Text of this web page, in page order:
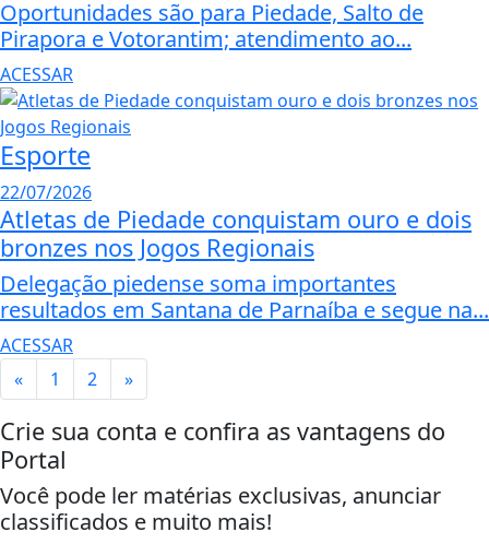
Oportunidades são para Piedade, Salto de
Pirapora e Votorantim; atendimento ao...
ACESSAR
Esporte
22/07/2026
Atletas de Piedade conquistam ouro e dois
bronzes nos Jogos Regionais
Delegação piedense soma importantes
resultados em Santana de Parnaíba e segue na...
ACESSAR
«
1 2 »
Crie sua conta e confira as vantagens do
Portal
Você pode ler matérias exclusivas, anunciar
classificados e muito mais!